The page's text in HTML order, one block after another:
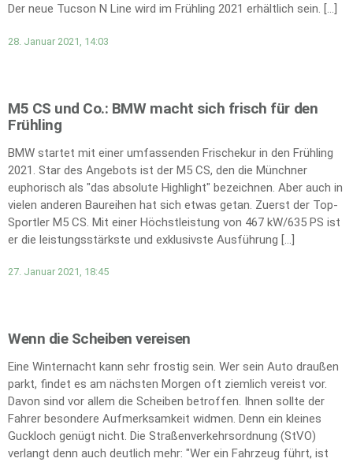
Der neue Tucson N Line wird im Frühling 2021 erhältlich sein. […]
28. Januar 2021, 14:03
M5 CS und Co.: BMW macht sich frisch für den
Frühling
BMW startet mit einer umfassenden Frischekur in den Frühling
2021. Star des Angebots ist der M5 CS, den die Münchner
euphorisch als "das absolute Highlight" bezeichnen. Aber auch in
vielen anderen Baureihen hat sich etwas getan. Zuerst der Top-
Sportler M5 CS. Mit einer Höchstleistung von 467 kW/635 PS ist
er die leistungsstärkste und exklusivste Ausführung […]
27. Januar 2021, 18:45
Wenn die Scheiben vereisen
Eine Winternacht kann sehr frostig sein. Wer sein Auto draußen
parkt, findet es am nächsten Morgen oft ziemlich vereist vor.
Davon sind vor allem die Scheiben betroffen. Ihnen sollte der
Fahrer besondere Aufmerksamkeit widmen. Denn ein kleines
Guckloch genügt nicht. Die Straßenverkehrsordnung (StVO)
verlangt denn auch deutlich mehr: "Wer ein Fahrzeug führt, ist